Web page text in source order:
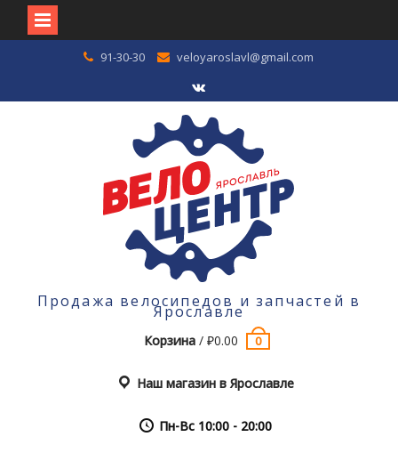
91-30-30 veloyaroslavl@gmail.com
VK
Продажа велосипедов и запчастей в
Ярославле
Корзина /₽0.00 0
Наш магазин в Ярославле
Пн-Вс 10:00 - 20:00